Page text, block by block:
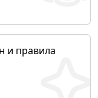
и правила